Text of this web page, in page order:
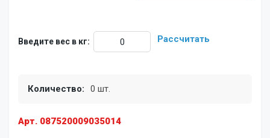
Арт. 087520009035014
Введите вес в кг: Рассчитать
Количество: 0 шт.